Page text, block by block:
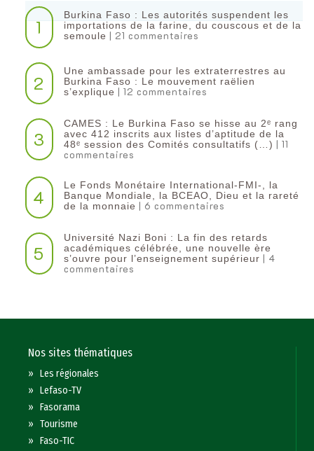
1
Burkina Faso : Les autorités suspendent les
importations de la farine, du couscous et de la
semoule | 21 commentaires
2
Une ambassade pour les extraterrestres au
Burkina Faso : Le mouvement raëlien
s’explique | 12 commentaires
3
CAMES : Le Burkina Faso se hisse au 2ᵉ rang
avec 412 inscrits aux listes d’aptitude de la
48ᵉ session des Comités consultatifs (…) | 11
commentaires
4
Le Fonds Monétaire International-FMI-, la
Banque Mondiale, la BCEAO, Dieu et la rareté
de la monnaie | 6 commentaires
5
Université Nazi Boni : La fin des retards
académiques célébrée, une nouvelle ère
s’ouvre pour l’enseignement supérieur | 4
commentaires
Nos sites thématiques
»Les régionales
»Lefaso-TV
»Fasorama
»Tourisme
»Faso-TIC